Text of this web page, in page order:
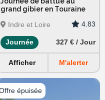
grand gibier en Touraine
Indre et Loire
4.83
Journée 327 € / Jour
Afficher M'alerter